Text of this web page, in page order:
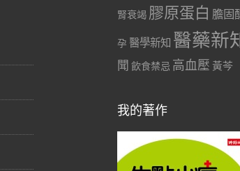
腎衰竭 膠原蛋白 膽固
孕 醫學新知 醫藥新
聞 飲食禁忌 高血壓 黃芩
我的著作